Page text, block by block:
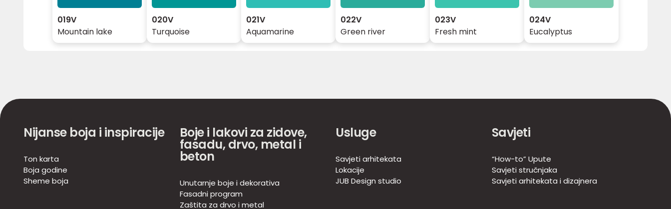
019V
Mountain lake
020V
Turquoise
021V
Aquamarine
022V
Green river
023V
Fresh mint
024V
Eucalyptus
Nijanse boja i inspiracije
Ton karta
Boja godine
Sheme boja
Boje i lakovi za zidove,
fasadu, drvo, metal i
beton
Unutarnje boje i dekorativa
Fasadni program
Zaštita za drvo i metal
Usluge
Savjeti arhitekata
Lokacije
JUB Design studio
Savjeti
“How-to” Upute
Savjeti stručnjaka
Savjeti arhitekata i dizajnera